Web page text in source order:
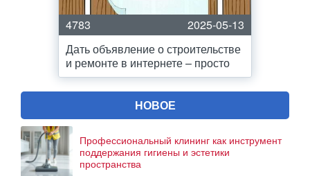
4783
2025-05-13
Дать объявление о строительстве
и ремонте в интернете – просто
НОВОЕ
Профессиональный клининг как инструмент
поддержания гигиены и эстетики
пространства